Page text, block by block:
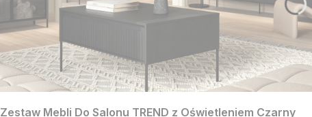
Zestaw Mebli Do Salonu TREND z Oświetleniem Czarny